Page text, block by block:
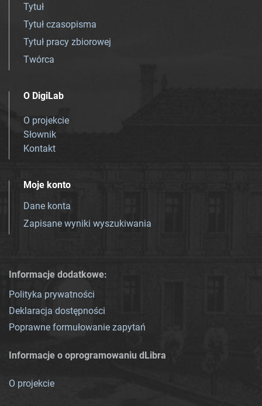
Tytuł
Tytuł czasopisma
Tytuł pracy zbiorowej
Twórca
O DigiLab
O projekcie
Słownik
Kontakt
Moje konto
Dane konta
Zapisane wyniki wyszukiwania
Informacje dodatkowe:
Polityka prywatności
Deklaracja dostępności
Poprawne formułowanie zapytań
Informacje o oprogramowaniu dLibra
O projekcie